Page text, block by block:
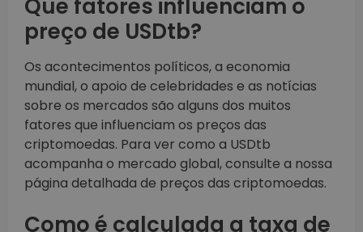
Que fatores influenciam o
preço de USDtb?
Os acontecimentos políticos, a economia
mundial, o apoio de celebridades e as notícias
sobre os mercados são alguns dos muitos
fatores que influenciam os preços das
criptomoedas. Para ver como a USDtb
acompanha o mercado global, consulte a nossa
página detalhada de preços das criptomoedas.
Como é calculada a taxa de